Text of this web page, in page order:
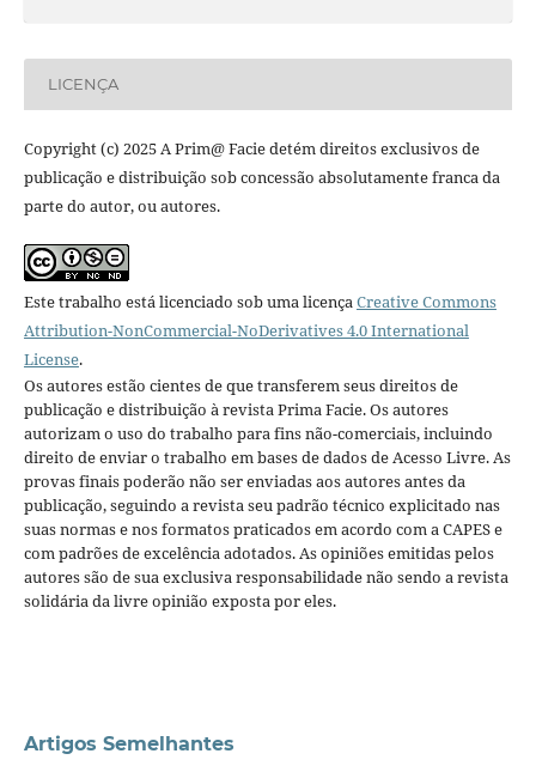
LICENÇA
Copyright (c) 2025 A Prim@ Facie detém direitos exclusivos de
publicação e distribuição sob concessão absolutamente franca da
parte do autor, ou autores.
Este trabalho está licenciado sob uma licençaCreative Commons
Attribution-NonCommercial-NoDerivatives 4.0 International
License.
Os autores estão cientes de que transferem seus direitos de
publicação e distribuição à revista Prima Facie. Os autores
autorizam o uso do trabalho para fins não-comerciais, incluindo
direito de enviar o trabalho em bases de dados de Acesso Livre. As
provas finais poderão não ser enviadas aos autores antes da
publicação, seguindo a revista seu padrão técnico explicitado nas
suas normas e nos formatos praticados em acordo com a CAPES e
com padrões de excelência adotados. As opiniões emitidas pelos
autores são de sua exclusiva responsabilidade não sendo a revista
solidária da livre opinião exposta por eles.
Artigos Semelhantes